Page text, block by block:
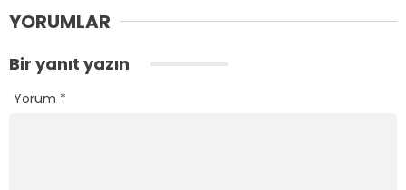
YORUMLAR
Bir yanıt yazın
Yorum *